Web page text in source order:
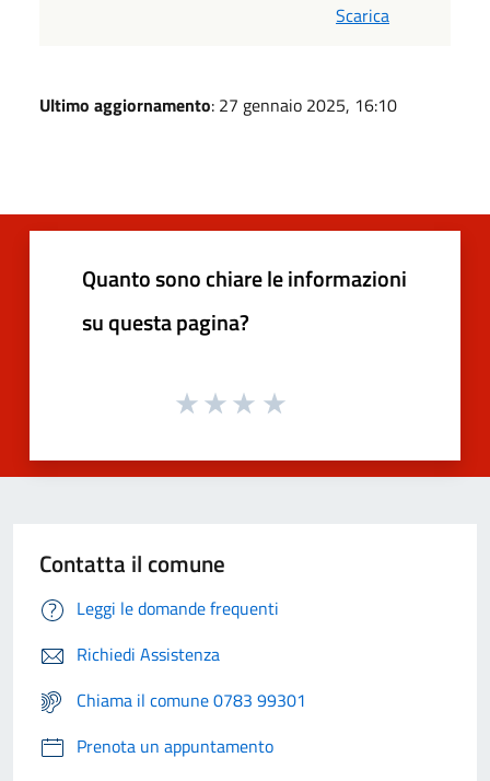
Scarica
Ultimo aggiornamento: 27 gennaio 2025, 16:10
Quanto sono chiare le informazioni
su questa pagina?
Contatta il comune
Leggi le domande frequenti
Richiedi Assistenza
Chiama il comune 0783 99301
Prenota un appuntamento